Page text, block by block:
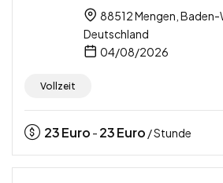
88512 Mengen,
Deutschland
04/08/2026
Vollzeit
23Euro - 23Euro / Stunde